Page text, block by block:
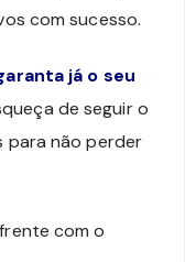
com sucesso.
já o seu
de seguir o
para não perder
com o